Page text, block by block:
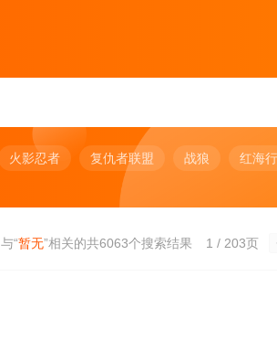
火影忍者 复仇者联盟 战狼 红海
1 / 203页
与“暂无”相关的共6063个搜索结果